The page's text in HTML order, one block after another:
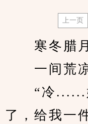
上一页
寒冬腊月
一间荒凉
“冷......
了，给我一